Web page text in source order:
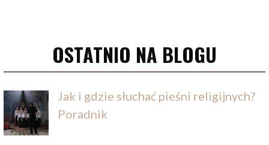
OSTATNIO NA BLOGU
Jak i gdzie słuchać pieśni religijnych?
Poradnik